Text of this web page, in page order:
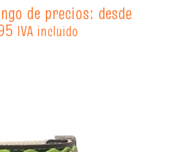
de precios: desde
IVA incluido